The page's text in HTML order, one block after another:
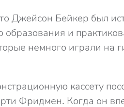
Джейсон Бейкер был
образования и
немного играли на
кассету
Фридмен. Когда он